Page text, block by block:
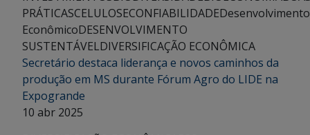
PRÁTICASCELULOSECONFIABILIDADEDesenvolvimento
EconômicoDESENVOLVIMENTO
SUSTENTÁVELDIVERSIFICAÇÃO ECONÔMICA
Secretário destaca liderança e novos caminhos da
produção em MS durante Fórum Agro do LIDE na
Expogrande
10 abr 2025